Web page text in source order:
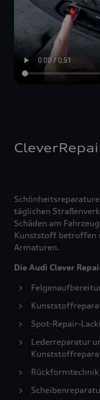
täglichen
Schäden am
Kunststoff betroffen
Armaturen.
Die Audi Clever
Spot-Repair-
Lederreparatur